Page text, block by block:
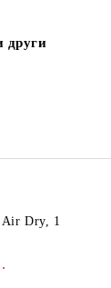
други
Air Dry, 1